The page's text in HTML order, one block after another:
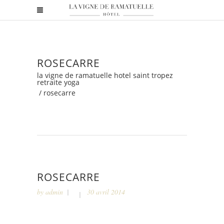
ROSECARRE
la vigne de ramatuelle hotel saint tropez
retraite yoga
/ rosecarre
ROSECARRE
by admin 30 avril 2014